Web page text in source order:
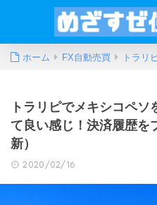
ホーム FX自動売買 トラリ
トラリピでメキシコペ
て良い感じ！決済履歴を
新）
2020/02/16